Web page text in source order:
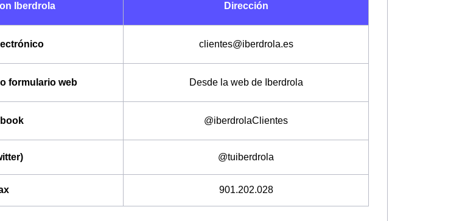
Iberdrola Dirección
clientes@iberdrola.es
formulario web Desde la web de Iberdrola
@iberdrolaClientes
@tuiberdrola
901.202.028